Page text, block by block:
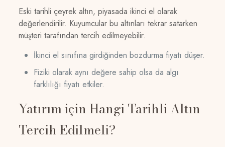
Eski tarihli çeyrek altın, piyasada ikinci el olarak
değerlendirilir. Kuyumcular bu altınları tekrar satarken
müşteri tarafından tercih edilmeyebilir.
İkinci el sınıfına girdiğinden bozdurma fiyatı düşer.
Fiziki olarak aynı değere sahip olsa da algı
farklılığı fiyatı etkiler.
Yatırım için Hangi Tarihli Altın
Tercih Edilmeli?